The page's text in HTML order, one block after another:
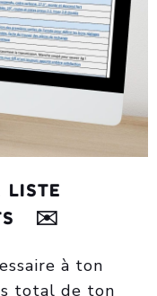
liste
✉️
à ton
total de ton